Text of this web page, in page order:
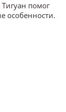
Тигуан помог
особенности.